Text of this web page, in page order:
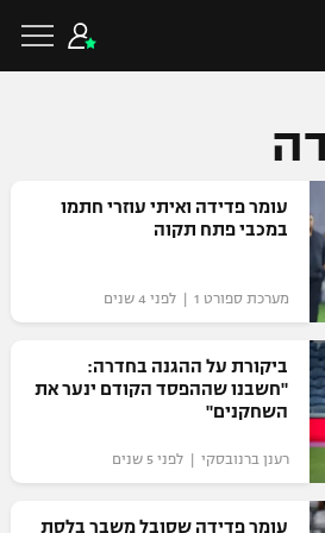
עומר פדידה ואיתי עוזרי חתמו
במכבי פתח תקוה
מערכת ספורט 1 | לפני 4 שנים
ביקורת על ההגנה בחדרה:
"חשבנו שההפסד הקודם ינער את
השחקנים"
רענן ברנובסקי | לפני 5 שנים
עומר פדידה שסובל משבר בלסת